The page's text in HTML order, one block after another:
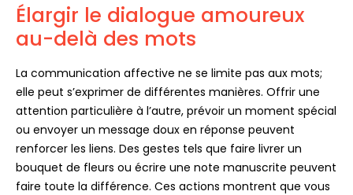
Élargir le dialogue amoureux
au-delà des mots
La communication affective ne se limite pas aux mots;
elle peut s’exprimer de différentes manières. Offrir une
attention particulière à l’autre, prévoir un moment spécial
ou envoyer un message doux en réponse peuvent
renforcer les liens. Des gestes tels que faire livrer un
bouquet de fleurs ou écrire une note manuscrite peuvent
faire toute la différence. Ces actions montrent que vous